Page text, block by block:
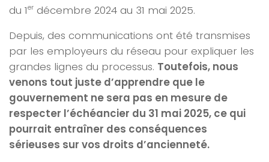
du 1er décembre 2024 au 31 mai 2025.
Depuis, des communications ont été transmises
par les employeurs du réseau pour expliquer les
grandes lignes du processus. Toutefois, nous
venons tout juste d’apprendre que le
gouvernement ne sera pas en mesure de
respecter l’échéancier du 31 mai 2025, ce qui
pourrait entraîner des conséquences
sérieuses sur vos droits d’ancienneté.